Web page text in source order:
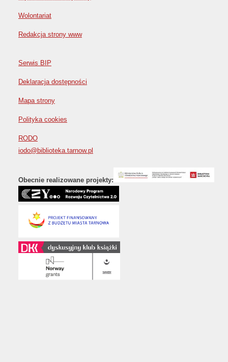
Wolontariat
Redakcja strony www
Serwis BIP
Deklaracja dostępności
Mapa strony
Polityka cookies
RODO
iodo@biblioteka.tarnow.pl
Obecnie realizowane projekty: